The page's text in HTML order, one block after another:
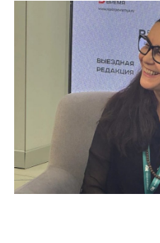
КОМУ ПРИНАДЛЕЖАТ
ТОРГОВЫЕ ЦЕНТРЫ
ТАТАРСТАНА
ИНВЕСТИЦИИ
МАШИНОСТРОЕНИЕ
НЕФТЕХИМИЯ
ЭНЕРГЕТИКА
НОВОСТИ АВТО
НОВОСТИ БИЗНЕСА
РОЗНИЧНАЯ ТОРГОВЛЯ
ТЕХНОЛОГИИ
НОВОСТИ ТЕХНОЛОГИЙ
ТЕЛЕКОММУНИКАЦИИ
МЕРОПРИЯТИЯ
НОВОСТИ МЕРОПРИЯТИЙ
ВЫЕЗДНАЯ РЕДАКЦИЯ
БИЗНЕС-БРАНЧИ
НОВОСТИ СПОРТА
ФУТБОЛ
НОВОСТИ ОБЩЕСТВА
ФОТОГАЛЕРЕЯ